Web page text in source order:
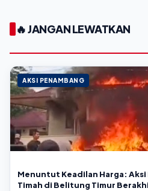
🔥 JANGAN LEWATKAN
AKSI PENAMBANG
Menuntut Keadilan Harga: Aksi
Timah di